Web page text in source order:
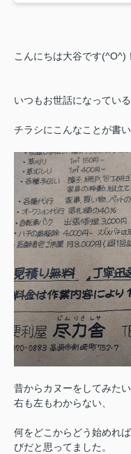
こんにちは大谷です(^O^)！
いつもお世話になってい
チラシにこんなことが書
昔からカヌーをしてみた
右も左もわからない、
何をどこからどう始めれ
びだと思ってました。